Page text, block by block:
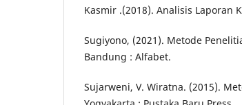
Kasmir .(2018). Analisis Laporan
Sugiyono, (2021). Metode
Bandung : Alfabet.
Sujarweni, V. Wiratna. (2015).